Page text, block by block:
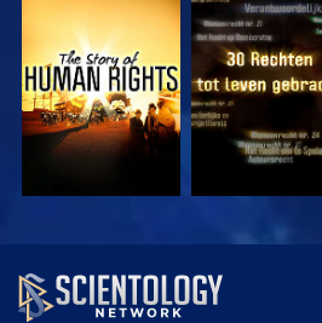
KIJK KIJK
KIJK